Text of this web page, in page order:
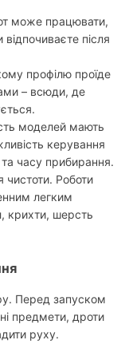
може працювати,
після
профілю проїде
– всюди, де
моделей мають
керування
часу прибирання.
чистоти. Роботи
легким
крихти, шерсть
Перед запуском
предмети, дроти
руху.